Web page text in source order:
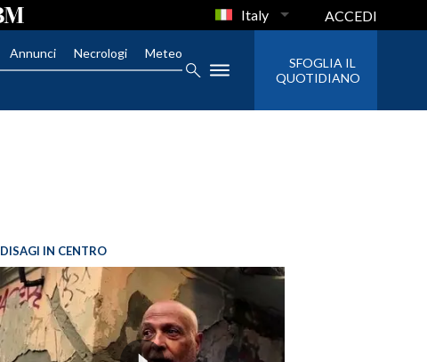
Italy ACCEDI
Annunci Necrologi Meteo
SFOGLIA IL
QUOTIDIANO
DISAGI IN CENTRO